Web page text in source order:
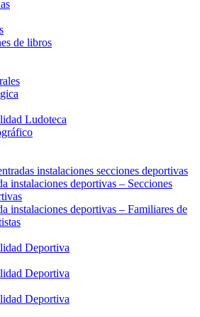
de libros
Ludoteca
instalaciones secciones deportivas
instalaciones deportivas – Secciones
instalaciones deportivas – Familiares de
Deportiva
Deportiva
Deportiva